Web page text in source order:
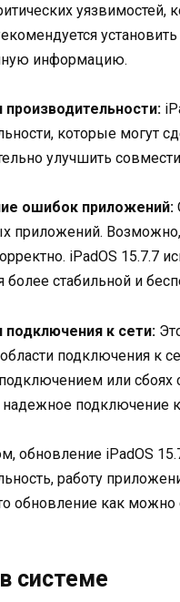
уязвимостей,
информацию.
производительности:
которые могут
улучшить
ошибок приложений:
приложений.
iPadOS 15.7.7
более стабильной и
подключения к сети:
подключения к
или сбоях
надежное подключение
обновление iPadOS
работу
обновление как
системе